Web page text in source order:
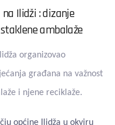
Ilidži : dizanje
ambalaže
organizovao
građana na važnost
i njene reciklaže.
općine Ilidža u okviru